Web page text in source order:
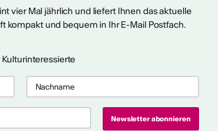
vier Mal jährlich und liefert Ihnen das aktuelle
kompakt und bequem in Ihr E-Mail Postfach.
Kulturinteressierte